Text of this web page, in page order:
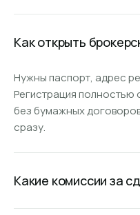
Как открыть
Нужны паспорт, адрес
Регистрация полностью
без бумажных
сразу.
Какие комиссии за